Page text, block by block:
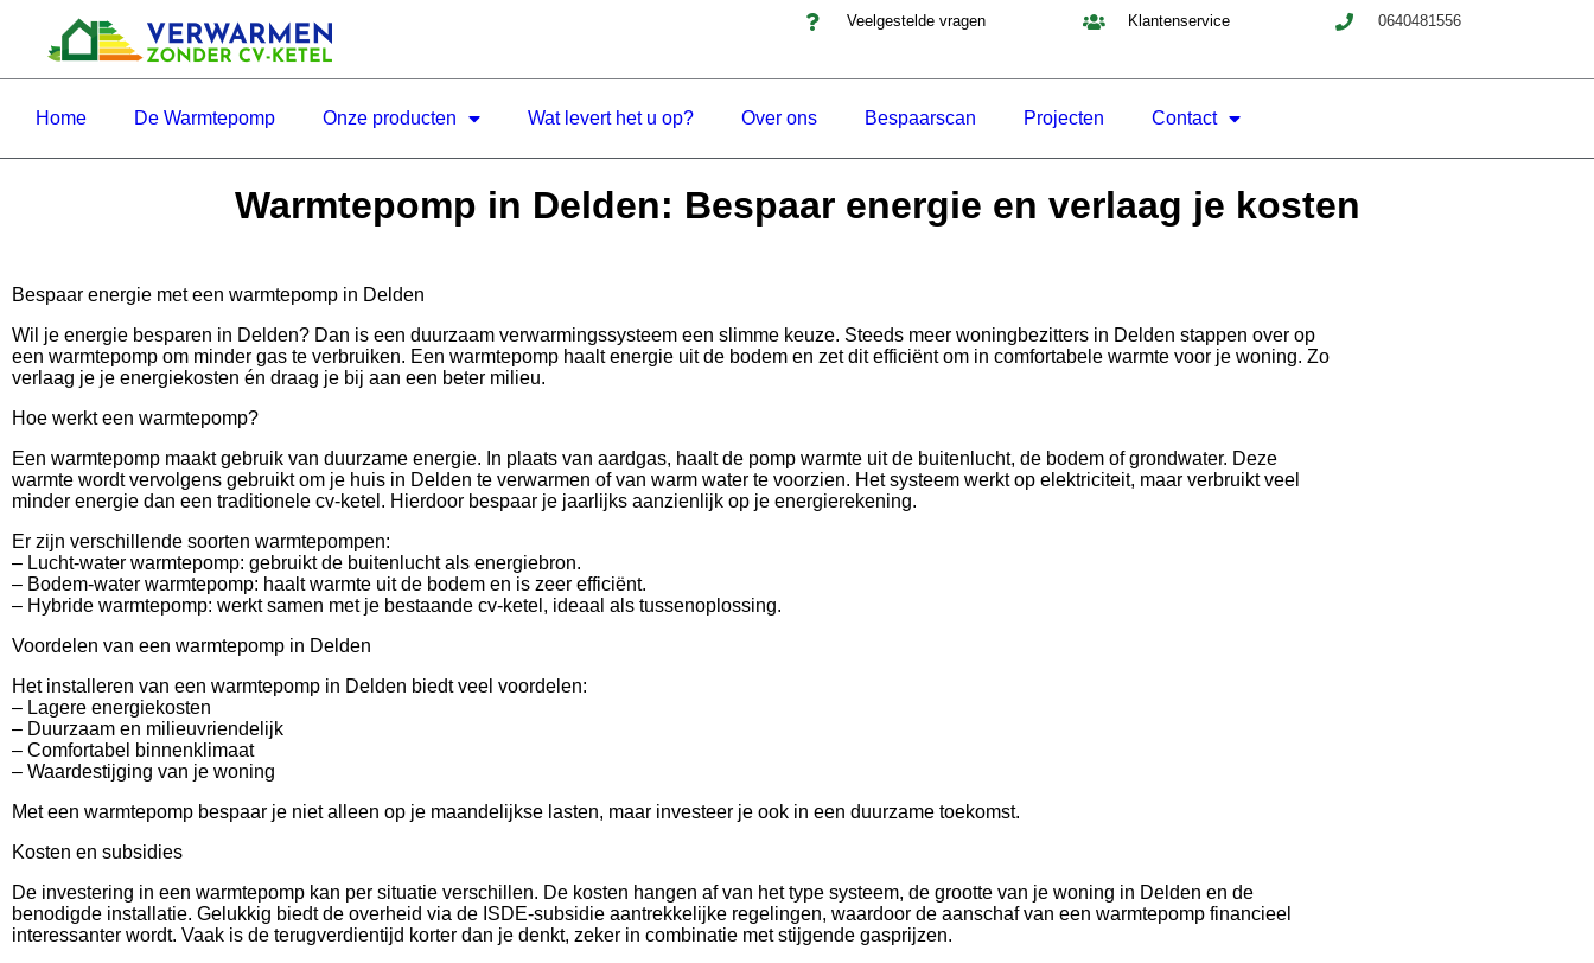
Veelgestelde vragen Klantenservice 0640481556
Home De Warmtepomp Onze producten Wat levert het u op? Over ons Bespaarscan Projecten Contact
Warmtepomp in Delden: Bespaar energie en verlaag je kosten
Bespaar energie met een warmtepomp in Delden
Wil je energie besparen in Delden? Dan is een duurzaam verwarmingssysteem een slimme keuze. Steeds meer woningbezitters in Delden stappen over op
een warmtepomp om minder gas te verbruiken. Een warmtepomp haalt energie uit de bodem en zet dit efficiënt om in comfortabele warmte voor je woning. Zo
verlaag je je energiekosten én draag je bij aan een beter milieu.
Hoe werkt een warmtepomp?
Een warmtepomp maakt gebruik van duurzame energie. In plaats van aardgas, haalt de pomp warmte uit de buitenlucht, de bodem of grondwater. Deze
warmte wordt vervolgens gebruikt om je huis in Delden te verwarmen of van warm water te voorzien. Het systeem werkt op elektriciteit, maar verbruikt veel
minder energie dan een traditionele cv-ketel. Hierdoor bespaar je jaarlijks aanzienlijk op je energierekening.
Er zijn verschillende soorten warmtepompen:
– Lucht-water warmtepomp: gebruikt de buitenlucht als energiebron.
– Bodem-water warmtepomp: haalt warmte uit de bodem en is zeer efficiënt.
– Hybride warmtepomp: werkt samen met je bestaande cv-ketel, ideaal als tussenoplossing.
Voordelen van een warmtepomp in Delden
Het installeren van een warmtepomp in Delden biedt veel voordelen:
– Lagere energiekosten
– Duurzaam en milieuvriendelijk
– Comfortabel binnenklimaat
– Waardestijging van je woning
Met een warmtepomp bespaar je niet alleen op je maandelijkse lasten, maar investeer je ook in een duurzame toekomst.
Kosten en subsidies
De investering in een warmtepomp kan per situatie verschillen. De kosten hangen af van het type systeem, de grootte van je woning in Delden en de
benodigde installatie. Gelukkig biedt de overheid via de ISDE-subsidie aantrekkelijke regelingen, waardoor de aanschaf van een warmtepomp financieel
interessanter wordt. Vaak is de terugverdientijd korter dan je denkt, zeker in combinatie met stijgende gasprijzen.